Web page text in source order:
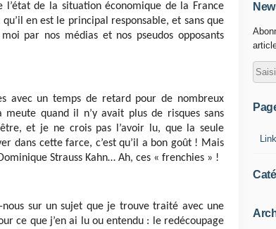
l’état de la situation économique de la France
en est le principal responsable, et sans que
par nos médias et nos pseudos opposants
avec un temps de retard pour de nombreux
quand il n’y avait plus de risques sans
et je ne crois pas l’avoir lu, que la seule
dans cette farce, c’est qu’il a bon goût ! Mais
Strauss Kahn… Ah, ces « frenchies » !
nous sur un sujet que je trouve traité avec une
ce que j’en ai lu ou entendu : le redécoupage